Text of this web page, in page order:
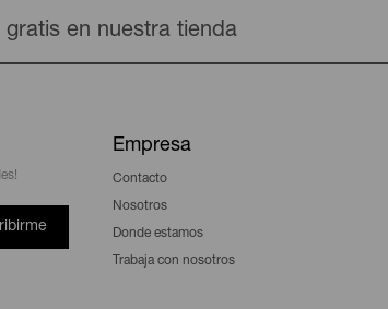
en nuestra tienda
Empresa
Contacto
Nosotros
Donde estamos
Trabaja con nosotros